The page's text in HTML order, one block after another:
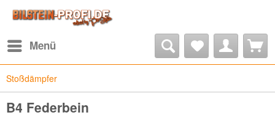
Menü
Stoßdämpfer
B4 Federbein